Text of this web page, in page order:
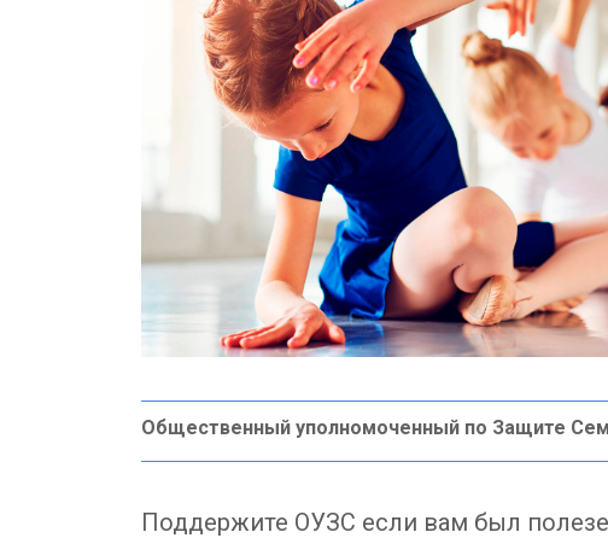
Общественный уполномоченный по Защите
Поддержите ОУЗС если вам был